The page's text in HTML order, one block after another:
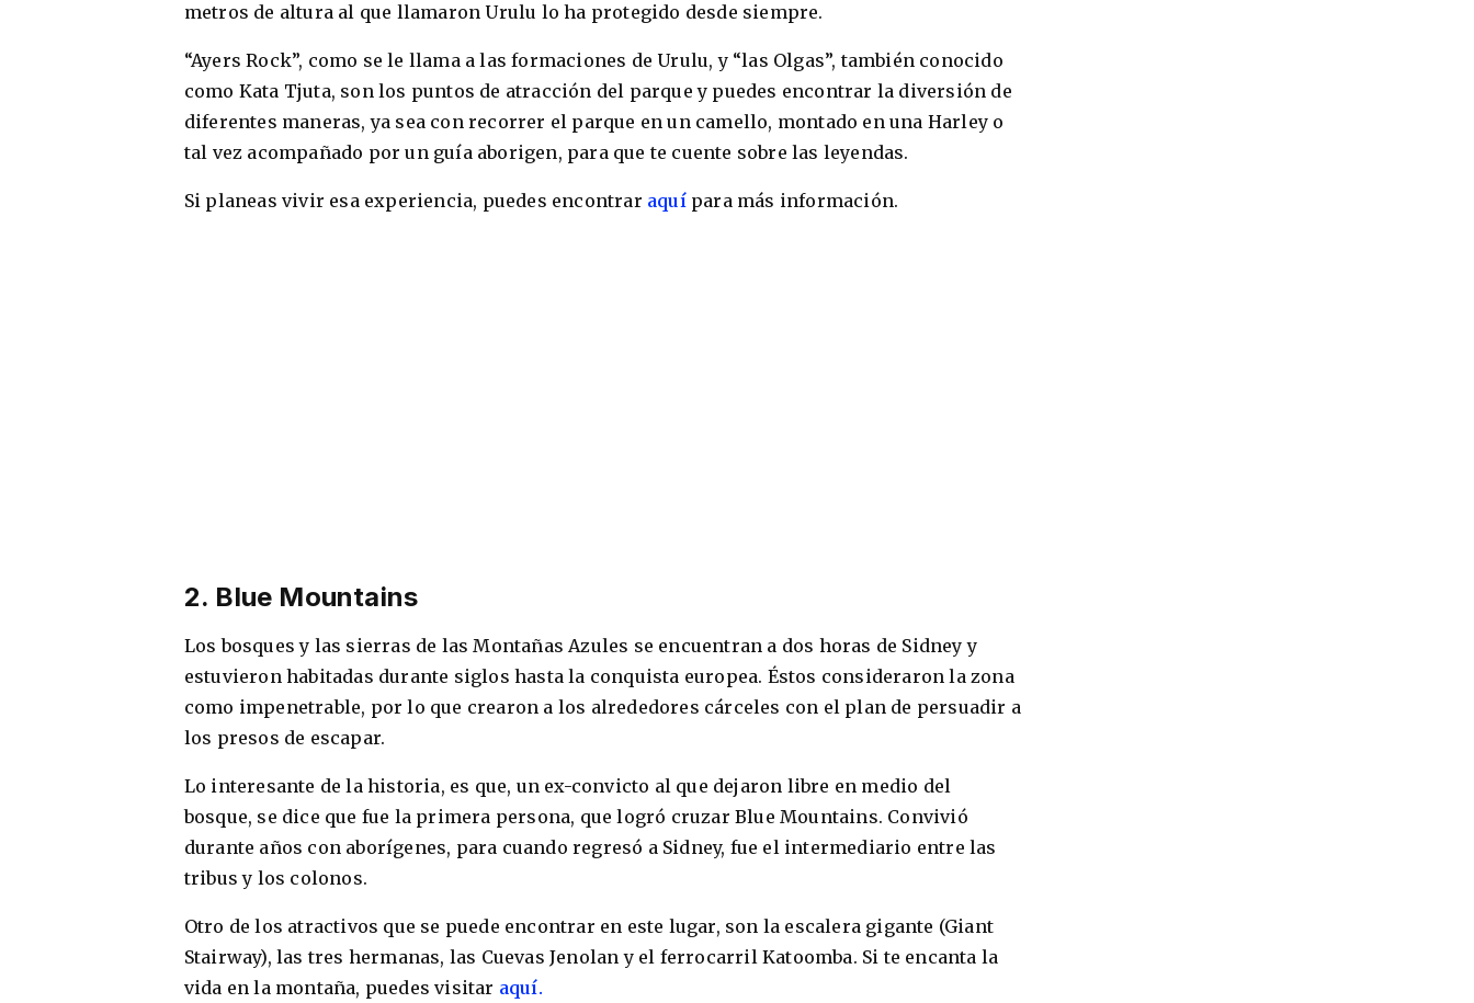
metros de altura al que llamaron Urulu lo ha protegido desde siempre.
“Ayers Rock”, como se le llama a las formaciones de Urulu, y “las Olgas”, también conocido
como Kata Tjuta, son los puntos de atracción del parque y puedes encontrar la diversión de
diferentes maneras, ya sea con recorrer el parque en un camello, montado en una Harley o
tal vez acompañado por un guía aborigen, para que te cuente sobre las leyendas.
Si planeas vivir esa experiencia, puedes encontrar aquípara más información.
2. Blue Mountains
Los bosques y las sierras de las Montañas Azules se encuentran a dos horas de Sidney y
estuvieron habitadas durante siglos hasta la conquista europea. Éstos consideraron la zona
como impenetrable, por lo que crearon a los alrededores cárceles con el plan de persuadir a
los presos de escapar.
Lo interesante de la historia, es que, un ex-convicto al que dejaron libre en medio del
bosque, se dice que fue la primera persona, que logró cruzar Blue Mountains. Convivió
durante años con aborígenes, para cuando regresó a Sidney, fue el intermediario entre las
tribus y los colonos.
Otro de los atractivos que se puede encontrar en este lugar, son la escalera gigante (Giant
Stairway), las tres hermanas, las Cuevas Jenolan y el ferrocarril Katoomba. Si te encanta la
vida en la montaña, puedes visitar aquí.